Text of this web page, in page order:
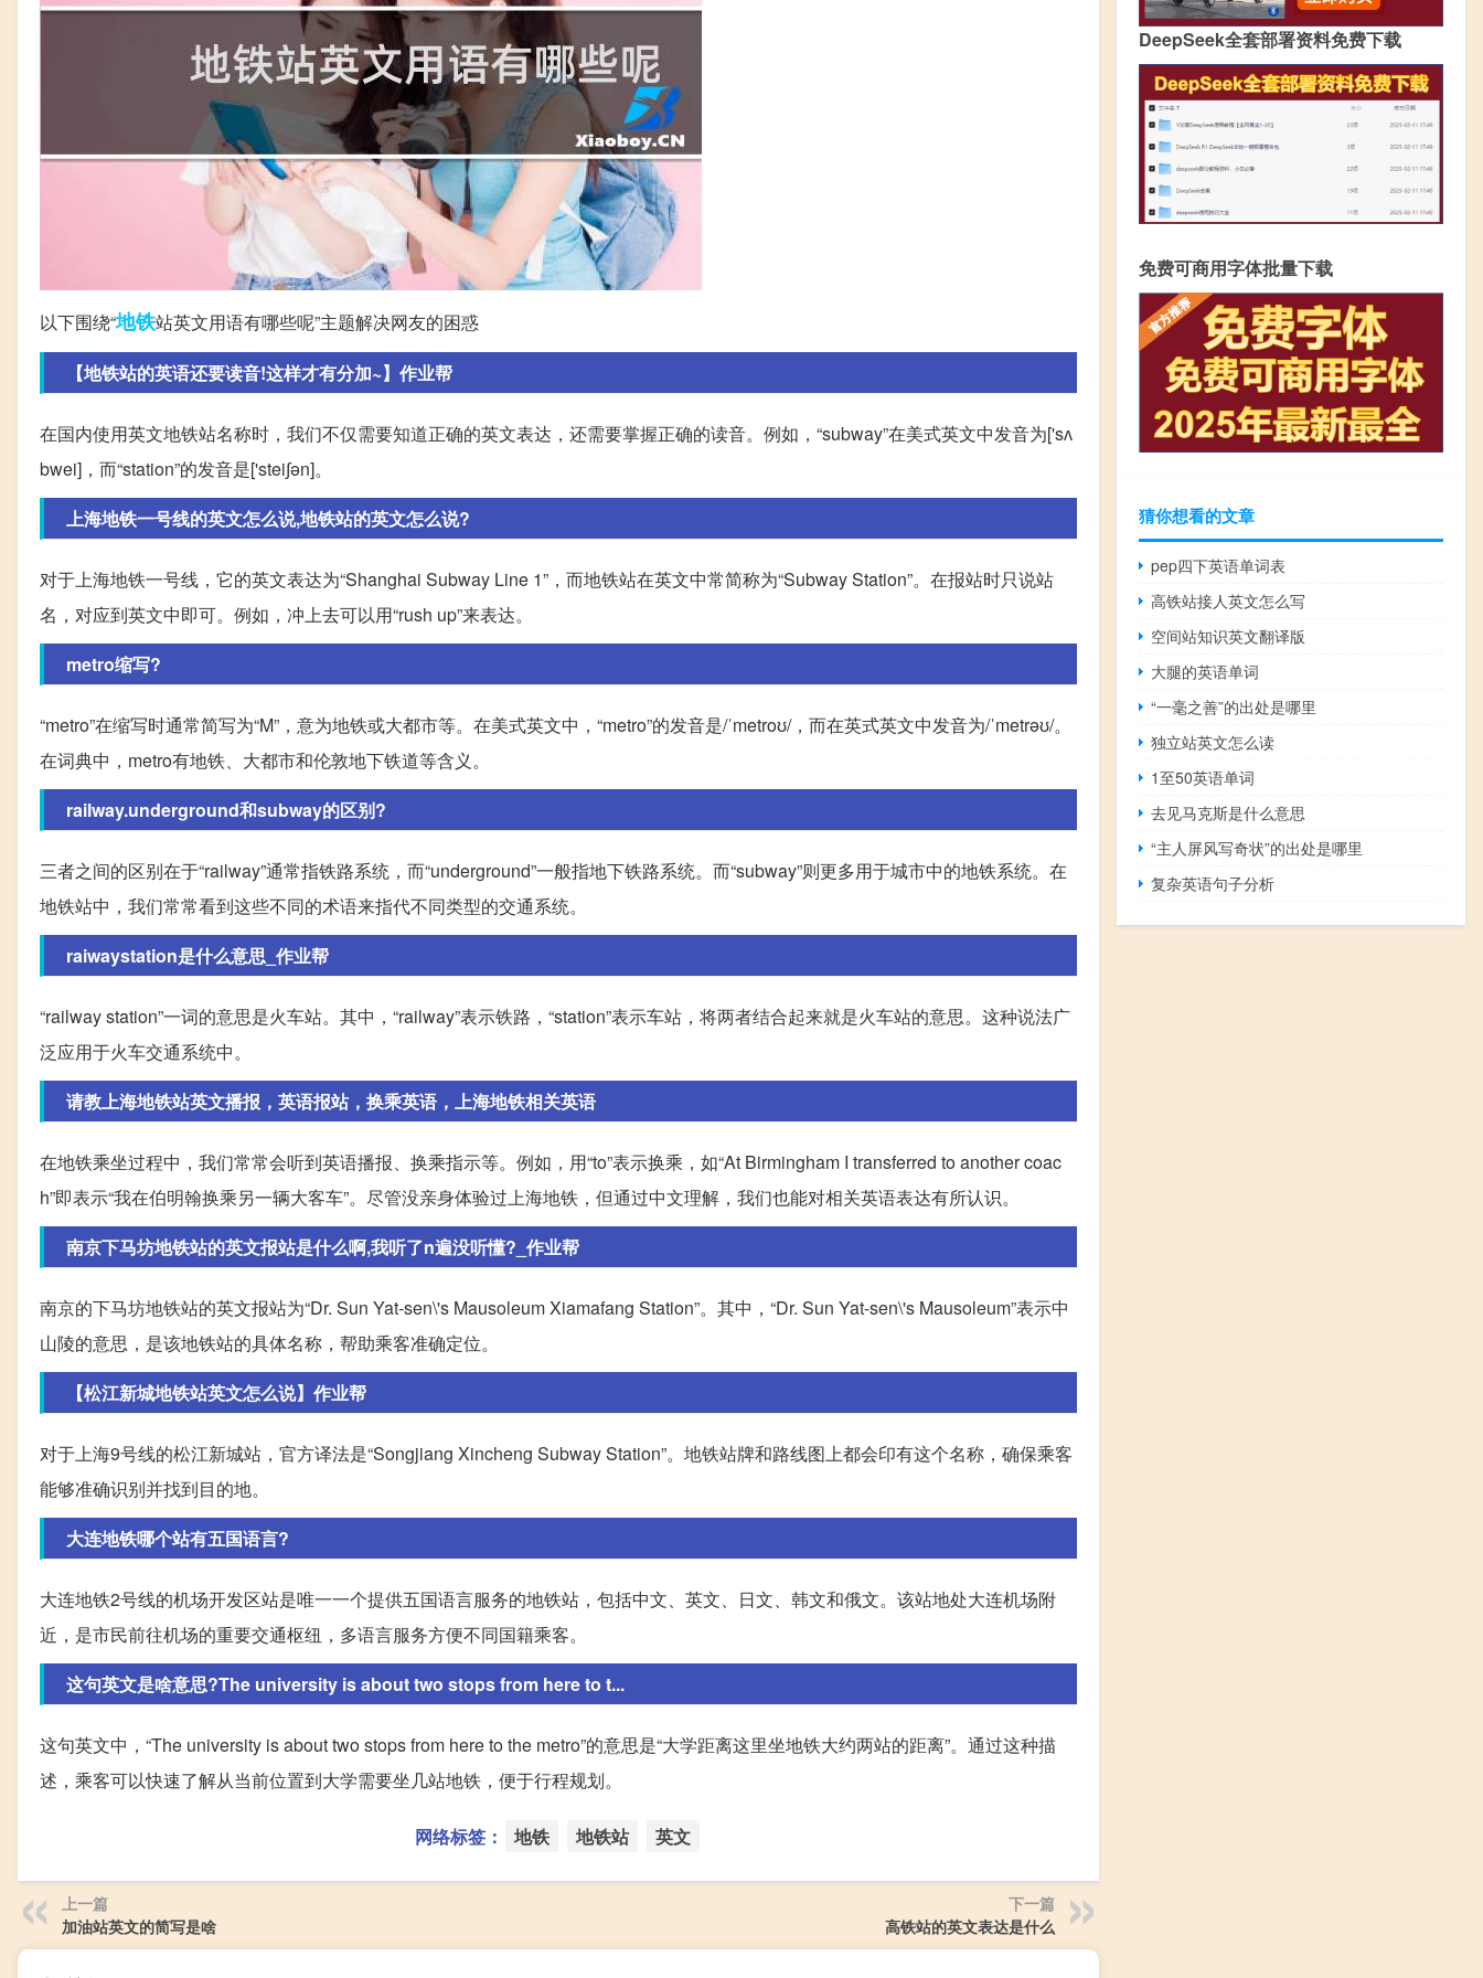
以下围绕“地铁站英文用语有哪些呢”主题解决网友的困惑
【地铁站的英语还要读音!这样才有分加~】作业帮
在国内使用英文地铁站名称时，我们不仅需要知道正确的英文表达，还需要掌握正确的读音。例如，“subway”在美式英文中发音为['sʌ
bwei]，而“station”的发音是['stei∫ən]。
上海地铁一号线的英文怎么说,地铁站的英文怎么说?
对于上海地铁一号线，它的英文表达为“Shanghai Subway Line 1”，而地铁站在英文中常简称为“Subway Station”。在报站时只说站
名，对应到英文中即可。例如，冲上去可以用“rush up”来表达。
metro缩写?
“metro”在缩写时通常简写为“M”，意为地铁或大都市等。在美式英文中，“metro”的发音是/ˈmetroʊ/，而在英式英文中发音为/ˈmetrəʊ/。
在词典中，metro有地铁、大都市和伦敦地下铁道等含义。
railway.underground和subway的区别?
三者之间的区别在于“railway”通常指铁路系统，而“underground”一般指地下铁路系统。而“subway”则更多用于城市中的地铁系统。在
地铁站中，我们常常看到这些不同的术语来指代不同类型的交通系统。
raiwaystation是什么意思_作业帮
“railway station”一词的意思是火车站。其中，“railway”表示铁路，“station”表示车站，将两者结合起来就是火车站的意思。这种说法广
泛应用于火车交通系统中。
请教上海地铁站英文播报，英语报站，换乘英语，上海地铁相关英语
在地铁乘坐过程中，我们常常会听到英语播报、换乘指示等。例如，用“to”表示换乘，如“At Birmingham I transferred to another coac
h”即表示“我在伯明翰换乘另一辆大客车”。尽管没亲身体验过上海地铁，但通过中文理解，我们也能对相关英语表达有所认识。
南京下马坊地铁站的英文报站是什么啊,我听了n遍没听懂?_作业帮
南京的下马坊地铁站的英文报站为“Dr. Sun Yat-sen\'s Mausoleum Xiamafang Station”。其中，“Dr. Sun Yat-sen\'s Mausoleum”表示中
山陵的意思，是该地铁站的具体名称，帮助乘客准确定位。
【松江新城地铁站英文怎么说】作业帮
对于上海9号线的松江新城站，官方译法是“Songjiang Xincheng Subway Station”。地铁站牌和路线图上都会印有这个名称，确保乘客
能够准确识别并找到目的地。
大连地铁哪个站有五国语言?
大连地铁2号线的机场开发区站是唯一一个提供五国语言服务的地铁站，包括中文、英文、日文、韩文和俄文。该站地处大连机场附
近，是市民前往机场的重要交通枢纽，多语言服务方便不同国籍乘客。
这句英文是啥意思?The university is about two stops from here to t...
这句英文中，“The university is about two stops from here to the metro”的意思是“大学距离这里坐地铁大约两站的距离”。通过这种描
述，乘客可以快速了解从当前位置到大学需要坐几站地铁，便于行程规划。
网络标签： 地铁 地铁站 英文
上一篇
加油站英文的简写是啥
下一篇
高铁站的英文表达是什么
DeepSeek全套部署资料免费下载
免费可商用字体批量下载
猜你想看的文章
pep四下英语单词表
高铁站接人英文怎么写
空间站知识英文翻译版
大腿的英语单词
“一毫之善”的出处是哪里
独立站英文怎么读
1至50英语单词
去见马克斯是什么意思
“主人屏风写奇状”的出处是哪里
复杂英语句子分析